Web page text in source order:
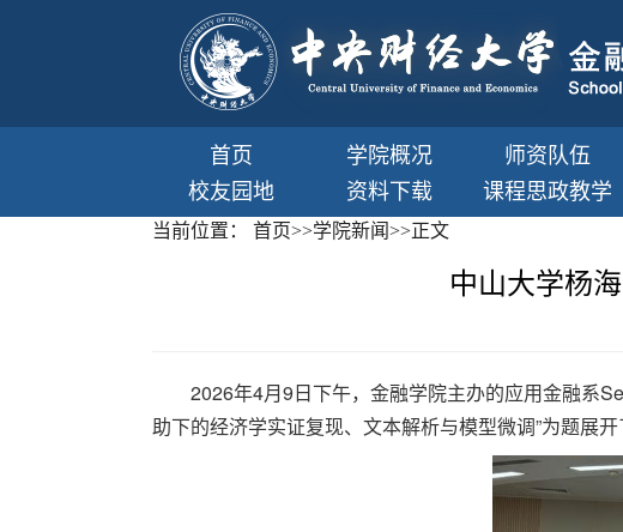
首页 学院概况 师资队伍
校友园地
资料下载 课程思政教学
当前位置： 首页>>学院新闻>>正文
中山大学杨
2026年4月9日下午，金融学院主办的应用金融系
助下的经济学实证复现、文本解析与模型微调”为题展